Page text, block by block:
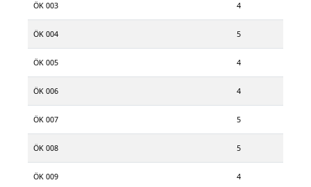
ÖK 003 4
ÖK 004 5
ÖK 005 4
ÖK 006 4
ÖK 007 5
ÖK 008 5
ÖK 009 4